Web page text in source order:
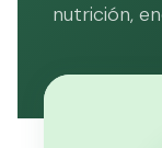
nutrición,